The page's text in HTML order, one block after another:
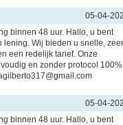
05-04-
binnen 48 uur. Hallo, u bent
lening. Wij bieden u snelle, zeer
een redelijk tarief. Onze
en zonder protocol 100%
05-04-
binnen 48 uur. Hallo, u bent